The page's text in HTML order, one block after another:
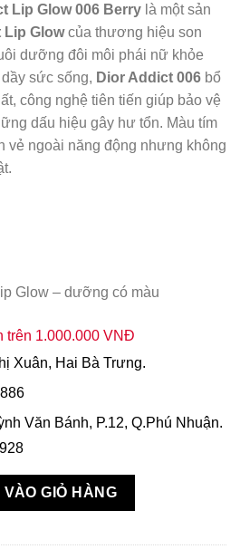
₫.
tại
là:
760.000 ₫.
Lip Glow 006 Berry là một sản
Lip Glowcủa thương hiệu son
dưỡng đôi môi phái nữ khỏe
sức sống, Dior Addict 006 bổ
công nghệ tiên tiến giúp bảo vệ
dấu hiệu gây hư tổn. Màu tím
vẻ ngoài năng động nhưng không
Glow – dưỡng có màu
trên 1.000.000 VNĐ
Xuân, Hai Bà Trưng.
Văn Bánh, P.12, Q.Phú Nhuận.
Grow Màu 006 Berry số lượng
VÀO GIỎ HÀNG